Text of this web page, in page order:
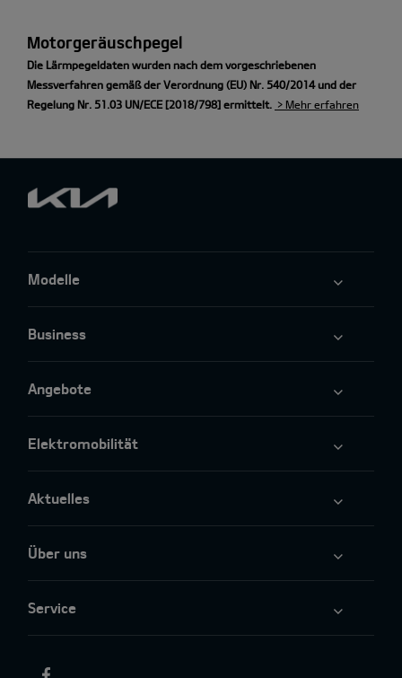
Motorgeräuschpegel
Die Lärmpegeldaten wurden nach dem vorgeschriebenen
Messverfahren gemäß der Verordnung (EU) Nr. 540/2014 und der
Regelung Nr. 51.03 UN/ECE [2018/798] ermittelt.
> Mehr erfahren
Modelle
Business
Angebote
Elektromobilität
Aktuelles
Über uns
Service